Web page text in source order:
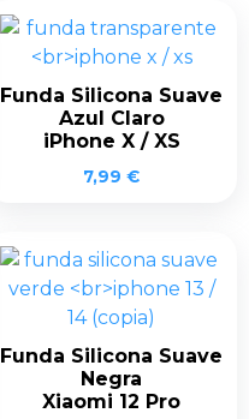
Funda Silicona Suave
Azul Claro
iPhone X / XS
7,99 €
Funda Silicona Suave
Negra
Xiaomi 12 Pro